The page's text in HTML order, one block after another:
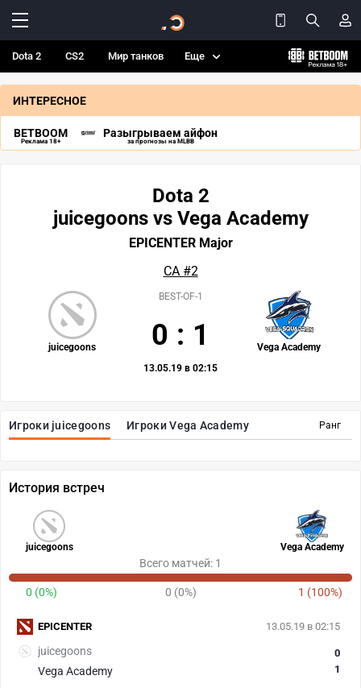
Dota 2 CS2 Мир танков Еще
ИНТЕРЕСНОЕ
BETBOOM
Реклама 18+
Разыгрываем айфон
за прогнозы на MLBB
Ранг
Игроки juicegoons Игроки Vega Academy
Dota 2
juicegoons vs Vega Academy
EPICENTER Major
СА #2
juicegoons Vega Academy
BEST-OF-1
0 : 1
13.05.19 в 02:15
История встреч
juicegoons Vega Academy
Всего матчей: 1
0 (0%) 0 (0%) 1 (100%)
13.05.19 в 02:15
juicegoons
Vega Academy
0
1
EPICENTER